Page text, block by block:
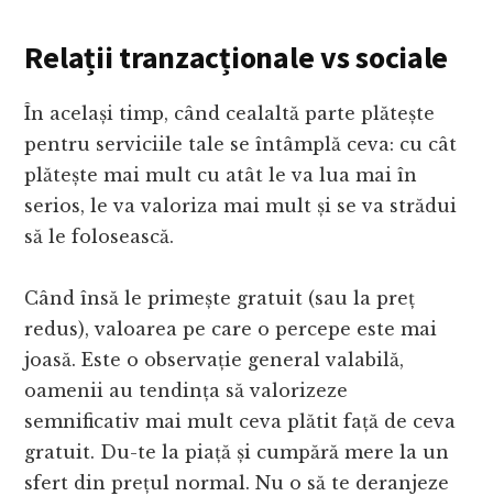
Relații tranzacționale vs sociale
În același timp, când cealaltă parte plătește
pentru serviciile tale se întâmplă ceva: cu cât
plătește mai mult cu atât le va lua mai în
serios, le va valoriza mai mult și se va strădui
să le folosească.
Când însă le primește gratuit (sau la preț
redus), valoarea pe care o percepe este mai
joasă. Este o observație general valabilă,
oamenii au tendința să valorizeze
semnificativ mai mult ceva plătit față de ceva
gratuit. Du-te la piață și cumpără mere la un
sfert din prețul normal. Nu o să te deranjeze